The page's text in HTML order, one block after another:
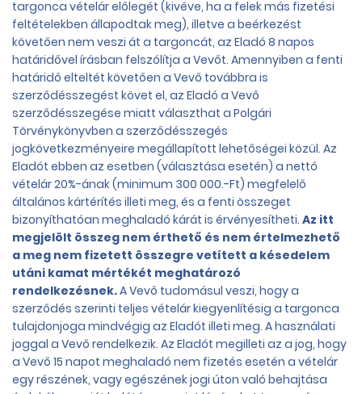
targonca vételár előlegét (kivéve, ha a felek más fizetési
feltételekben állapodtak meg), illetve a beérkezést
követően nem veszi át a targoncát, az Eladó 8 napos
határidővel írásban felszólítja a Vevőt. Amennyiben a fenti
határidő elteltét követően a Vevő továbbra is
szerződésszegést követ el, az Eladó a Vevő
szerződésszegése miatt választhat a Polgári
Törvénykönyvben a szerződésszegés
jogkövetkezményeire megállapított lehetőségei közül. Az
Eladót ebben az esetben (választása esetén) a nettó
vételár 20%-ának (minimum 300 000.-Ft) megfelelő
általános kártérítés illeti meg, és a fenti összeget
bizonyíthatóan meghaladó kárát is érvényesítheti. Az itt
megjelölt összeg nem érthető és nem értelmezhető
a meg nem fizetett összegre vetített a késedelem
utáni kamat mértékét meghatározó
rendelkezésnek.A Vevő tudomásul veszi, hogy a
szerződés szerinti teljes vételár kiegyenlítésig a targonca
tulajdonjoga mindvégig az Eladót illeti meg. A használati
joggal a Vevő rendelkezik. Az Eladót megilleti az a jog, hogy
a Vevő 15 napot meghaladó nem fizetés esetén a vételár
egy részének, vagy egészének jogi úton való behajtása